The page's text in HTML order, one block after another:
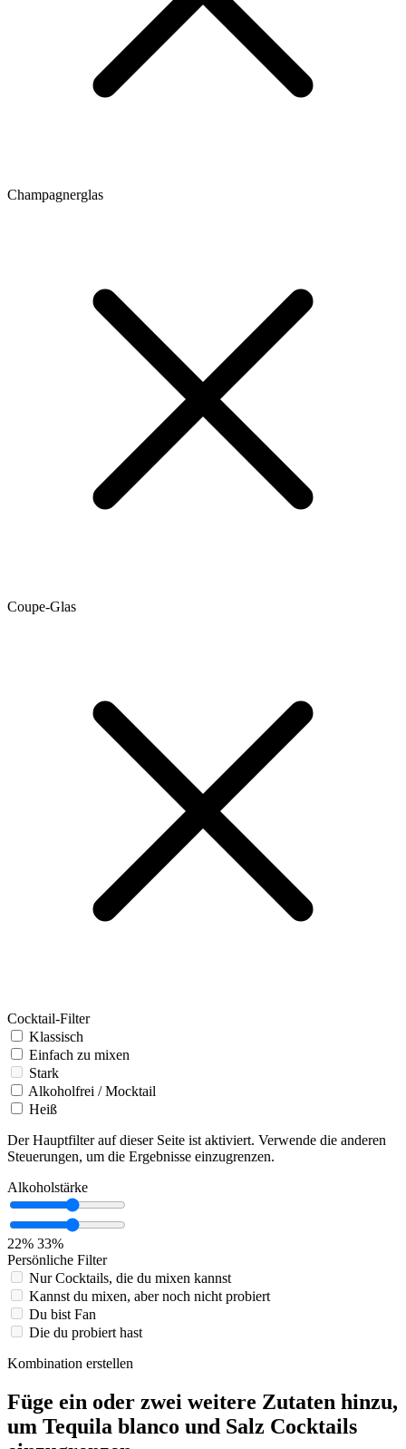
Champagnerglas
Coupe-Glas
Cocktail-Filter
Klassisch
Einfach zu mixen
Stark
Alkoholfrei / Mocktail
Heiß
Der Hauptfilter auf dieser Seite ist aktiviert. Verwende die anderen
Steuerungen, um die Ergebnisse einzugrenzen.
Alkoholstärke
22% 33%
Persönliche Filter
Nur Cocktails, die du mixen kannst
Kannst du mixen, aber noch nicht probiert
Du bist Fan
Die du probiert hast
Kombination erstellen
Füge ein oder zwei weitere Zutaten hinzu,
um Tequila blanco und Salz Cocktails